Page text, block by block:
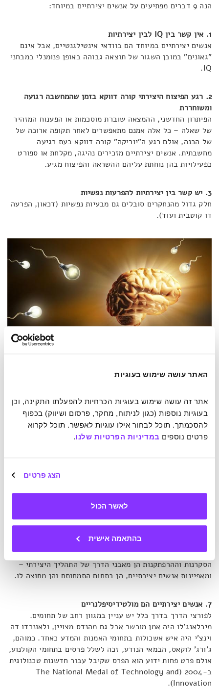
האתר עושה שימוש בעוגיות
פרטים נוספים במדיניות הפרטיות שלנו.
הצג פרטים
לאשר הכול
בהתאמה אישית
הנה 9 דברים מפתיעים על אנשים יצירתיים במיוחד:
1. אין קשר בין IQ לבין יצירתיות
אנשים יצירתיים במיוחד הם בוודאי אינטילגנטיים, אבל אינם
"גאונים" במובן השגור של תוצאה גבוהה באופן פנומנלי במבחני
IQ.
2. רגע הפיצוח היצירתי קורה דווקא בזמן שהמחשבה רגועה
ומשוחררת
הפיתרון החדשני, ההמצאה שוברת מוסכמות או הפענוח המזהיר
של שאלה – כל אלה אמנם מתאפשרים לאחר תקופה ארוכה של
של הכנה, אולם רגע ה"יוריקה" קורה דווקא בעת רגיעה
מחשבתית. אנשים יצירתיים מזכירים נהיגה, מקלחת או ספורט
כפעילויות בהן נוחתת עליהם ההשראה והפיצוח מגיע.
3. יש קשר בין יצירתיות להפרעות נפשיות
חלק גדול מהנחקרים סובלים גם מבעיות נפשיות (דכאון, הפרעה
דו קוטבית ועוד).
4. התהליך היצירתי מתקשר ישירות לתחושות חיוביות של הנאה
ואושר|
חרף הקשר להפרעות נפשיות מטרידות – אנשים יצירתיים פשוט
מרבית הנחקרים גדלו בבתים בהם הוענקה חשיבות רבה ללמידה
6. אנשים יצירתייים ניחנים גם ביצר הרפתקנות ונטיה לקחת
סיכונים
הסקרנות וההרפתקנות הן מאבני הדרך של התהליך היצירתי –
ומאפיינות אנשים יצירתיים, הן בתחום התמחותם והן מחוצה לו.
7. אנשים יצירתיים הם מולטידיסיפלנריים
לפורצי הדרך בדרך כלל יש עניין במגוון רחב של תחומים.
מיכלאנג'לו היה אמן מוכשר אבל גם מהנדס מצויין, ולאונרדו דה
וינצ'י היה איש אשכולות בתחומי האמנות והמדע כאחד. כמוהם,
ג'ורג' לוקאס, הבמאי הנודע, זכה לשלל פרסים בתחומי הקולנוע,
אולם פרט פחות ידוע הוא הפרס שקיבל עבור חדשנות טכנולוגית
ב-2004 (The National Medal of Technology and
Innovation).